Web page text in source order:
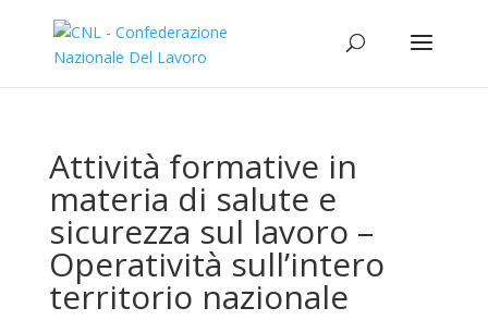
Attività formative in
materia di salute e
sicurezza sul lavoro –
Operatività sull’intero
territorio nazionale